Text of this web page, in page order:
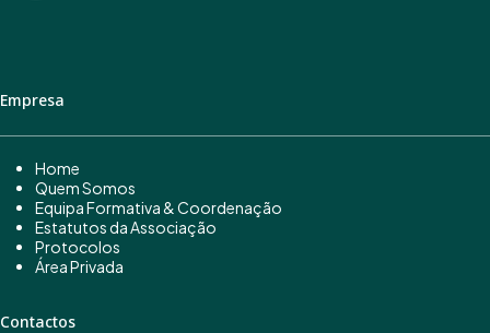
Empresa
Home
Quem Somos
Equipa Formativa & Coordenação
Estatutos da Associação
Protocolos
Área Privada
Contactos